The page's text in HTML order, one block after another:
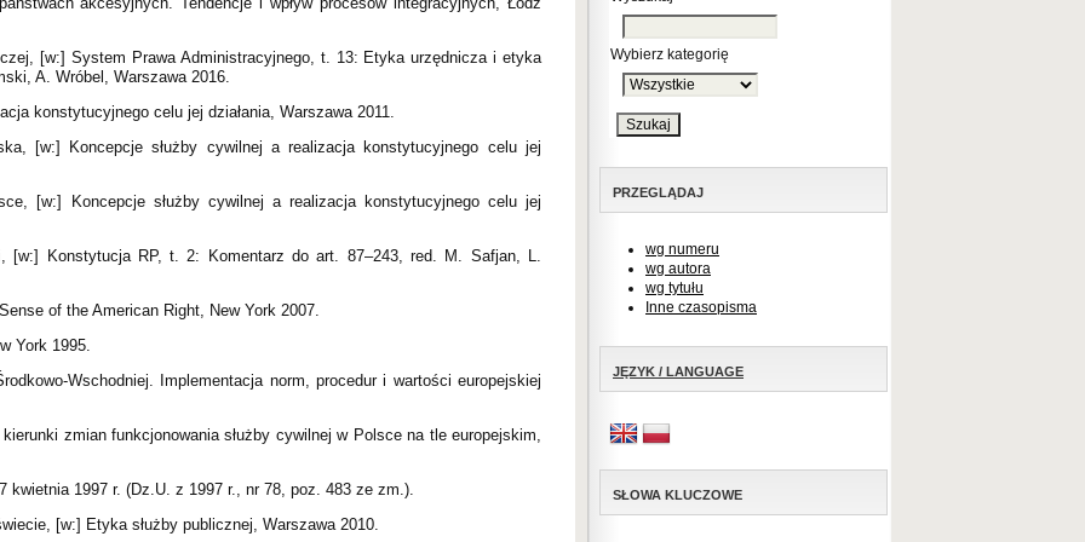
Wybierz kategorię
PRZEGLĄDAJ
wg numeru
wg autora
wg tytułu
Inne czasopisma
JĘZYK / LANGUAGE
SŁOWA KLUCZOWE
[w:] System Prawa Administracyjnego, t. 13: Etyka urzędnicza i etyka
A. Wróbel, Warszawa 2016.
konstytucyjnego celu jej działania, Warszawa 2011.
[w:] Koncepcje służby cywilnej a realizacja konstytucyjnego celu jej
[w:] Koncepcje służby cywilnej a realizacja konstytucyjnego celu jej
[w:] Konstytucja RP, t. 2: Komentarz do art. 87–243, red. M. Safjan, L.
of the American Right, New York 2007.
York 1995.
Wschodniej. Implementacja norm, procedur i wartości europejskiej
zmian funkcjonowania służby cywilnej w Polsce na tle europejskim,
1997 r. (Dz.U. z 1997 r., nr 78, poz. 483 ze zm.).
[w:] Etyka służby publicznej, Warszawa 2010.